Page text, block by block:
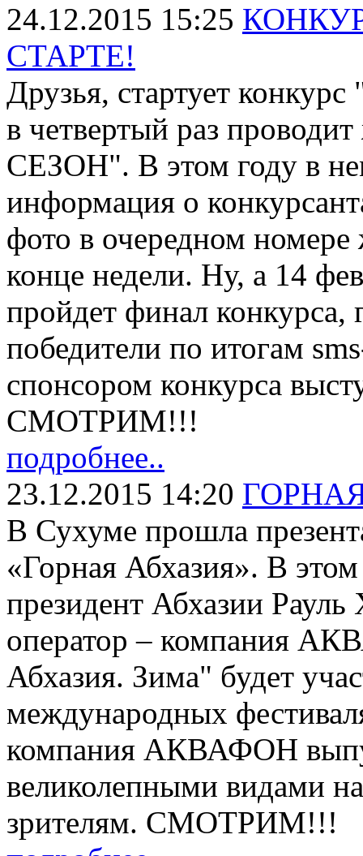
24.12.2015 15:25
СТАРТЕ!
Друзья, стартует
в четвертый раз
СЕЗОН". В этом году в
информация о
фото в очередном
конце недели. Ну, а 14
пройдет финал конкурса,
победители по итогам
спонсором конкурса
СМОТРИМ!!!
подробнее..
23.12.2015 14:20
В Сухуме прошла
«Горная Абхазия». В
президент Абхазии
оператор – компания
Абхазия. Зима" будет
международных
компания АКВАФОН
великолепными видами
зрителям. СМОТРИМ!!!